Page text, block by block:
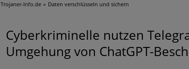
Trends bei Cyber Crimes
Exponentiell wachsende
mehr Cyber-Resilienz tun
Trojaner-Info.de Daten verschlüsseln und sichern
Cyberkriminelle nutzen
Umgehung von ChatGPT-